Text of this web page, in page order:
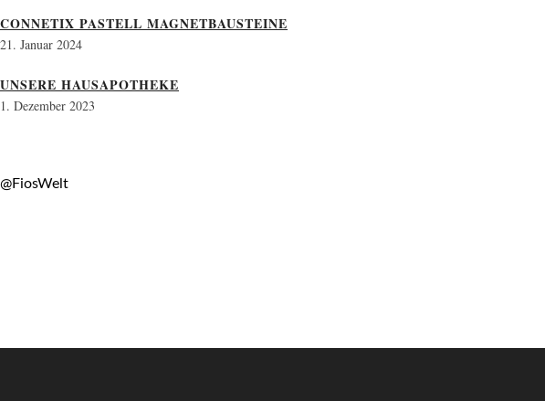
CONNETIX PASTELL MAGNETBAUSTEINE
21. Januar 2024
UNSERE HAUSAPOTHEKE
1. Dezember 2023
@FiosWelt